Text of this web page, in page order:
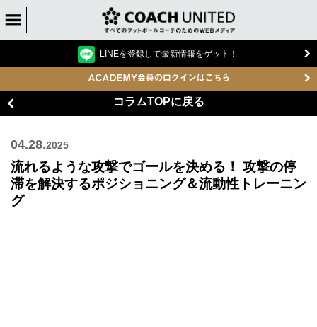
LINEを登録して最新情報をゲット！
コラムTOPに戻る
04.28.2025
流れるような攻撃でゴールを決める！ 攻撃の停
滞を解決するポジショニング＆流動性トレーニン
グ